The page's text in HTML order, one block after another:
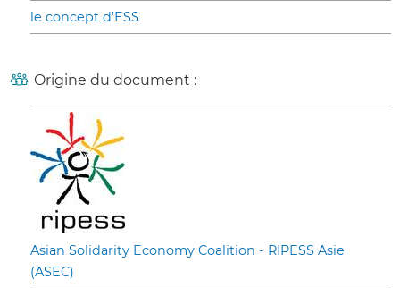
le concept d’ESS
Origine du document :
Asian Solidarity Economy Coalition - RIPESS Asie
(ASEC)